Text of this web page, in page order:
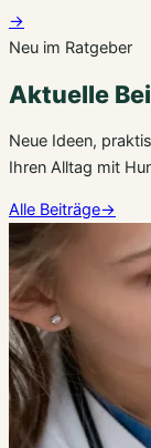
→
Neu im Ratgeber
Aktuelle
Neue Ideen,
Ihren Alltag mit
Alle Beiträge→